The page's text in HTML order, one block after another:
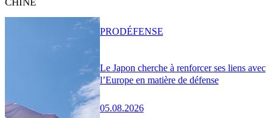
Le Japon cherche à renforcer ses liens avec
l’Europe en matière de défense
05.08.2026
PRODÉFENSE